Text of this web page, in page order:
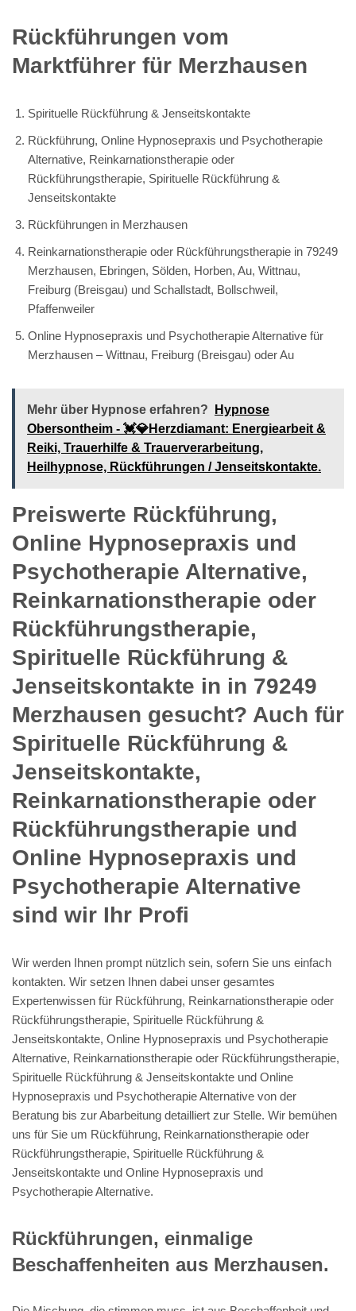
Rückführungen vom
Marktführer für Merzhausen
Spirituelle Rückführung & Jenseitskontakte
Rückführung, Online Hypnosepraxis und Psychotherapie
Alternative, Reinkarnationstherapie oder
Rückführungstherapie, Spirituelle Rückführung &
Jenseitskontakte
Rückführungen in Merzhausen
Reinkarnationstherapie oder Rückführungstherapie in 79249
Merzhausen, Ebringen, Sölden, Horben, Au, Wittnau,
Freiburg (Breisgau) und Schallstadt, Bollschweil,
Pfaffenweiler
Online Hypnosepraxis und Psychotherapie Alternative für
Merzhausen – Wittnau, Freiburg (Breisgau) oder Au
Mehr über Hypnose erfahren?
Hypnose
Obersontheim - 💓️💎Herzdiamant: Energiearbeit &
Reiki, Trauerhilfe & Trauerverarbeitung,
Heilhypnose, Rückführungen / Jenseitskontakte.
Preiswerte Rückführung,
Online Hypnosepraxis und
Psychotherapie Alternative,
Reinkarnationstherapie oder
Rückführungstherapie,
Spirituelle Rückführung &
Jenseitskontakte in in 79249
Merzhausen gesucht? Auch für
Spirituelle Rückführung &
Jenseitskontakte,
Reinkarnationstherapie oder
Rückführungstherapie und
Online Hypnosepraxis und
Psychotherapie Alternative
sind wir Ihr Profi
Wir werden Ihnen prompt nützlich sein, sofern Sie uns einfach
kontakten. Wir setzen Ihnen dabei unser gesamtes
Expertenwissen für Rückführung, Reinkarnationstherapie oder
Rückführungstherapie, Spirituelle Rückführung &
Jenseitskontakte, Online Hypnosepraxis und Psychotherapie
Alternative, Reinkarnationstherapie oder Rückführungstherapie,
Spirituelle Rückführung & Jenseitskontakte und Online
Hypnosepraxis und Psychotherapie Alternative von der
Beratung bis zur Abarbeitung detailliert zur Stelle. Wir bemühen
uns für Sie um Rückführung, Reinkarnationstherapie oder
Rückführungstherapie, Spirituelle Rückführung &
Jenseitskontakte und Online Hypnosepraxis und
Psychotherapie Alternative.
Rückführungen, einmalige
Beschaffenheiten aus Merzhausen.